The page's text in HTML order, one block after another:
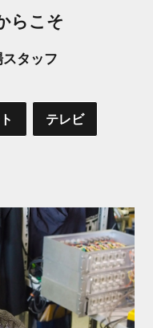
らこそ
タッフ
テレビ